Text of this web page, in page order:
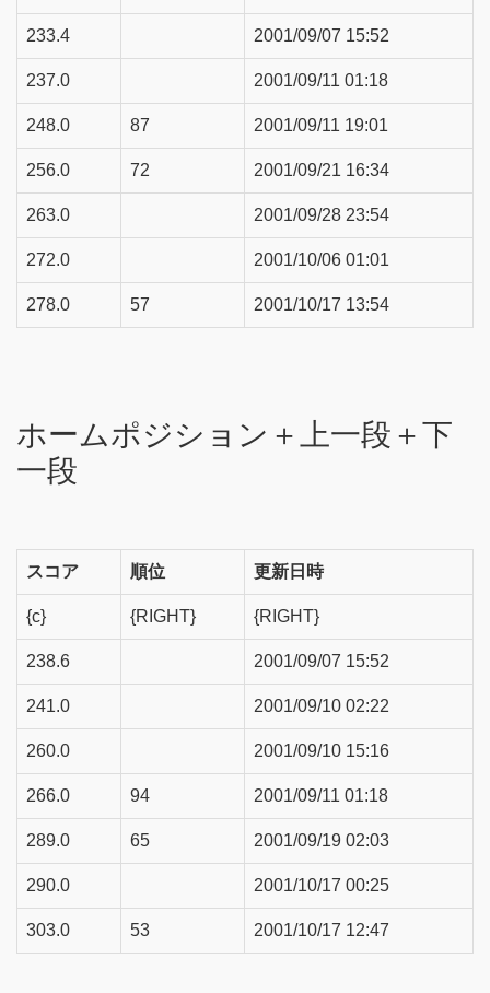
233.4 2001/09/07 15:52
237.0 2001/09/11 01:18
248.0 87 2001/09/11 19:01
256.0 72 2001/09/21 16:34
263.0 2001/09/28 23:54
272.0 2001/10/06 01:01
278.0 57 2001/10/17 13:54
ホームポジション＋上一段＋下
一段
スコア 順位 更新日時
{c} {RIGHT} {RIGHT}
238.6 2001/09/07 15:52
241.0 2001/09/10 02:22
260.0 2001/09/10 15:16
266.0 94 2001/09/11 01:18
289.0 65 2001/09/19 02:03
290.0 2001/10/17 00:25
303.0 53 2001/10/17 12:47